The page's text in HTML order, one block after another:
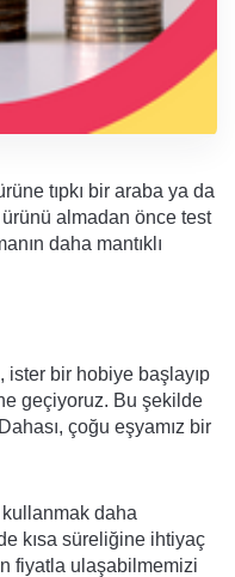
tıpkı bir araba ya da
almadan önce test
daha mantıklı
ister bir hobiye başlayıp
geçiyoruz. Bu şekilde
çoğu eşyamız bir
daha
kısa süreliğine ihtiyaç
fiyatla ulaşabilmemizi